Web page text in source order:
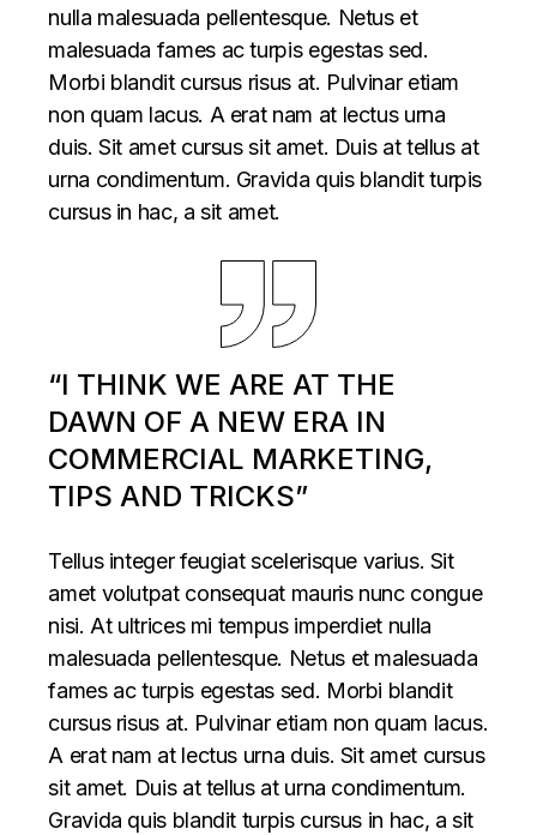
nulla malesuada pellentesque. Netus et
malesuada fames ac turpis egestas sed.
Morbi blandit cursus risus at. Pulvinar etiam
non quam lacus. A erat nam at lectus urna
duis. Sit amet cursus sit amet. Duis at tellus at
urna condimentum. Gravida quis blandit turpis
cursus in hac, a sit amet.
“I THINK WE ARE AT THE
DAWN OF A NEW ERA IN
COMMERCIAL MARKETING,
TIPS AND TRICKS”
Tellus integer feugiat scelerisque varius. Sit
amet volutpat consequat mauris nunc congue
nisi. At ultrices mi tempus imperdiet nulla
malesuada pellentesque. Netus et malesuada
fames ac turpis egestas sed. Morbi blandit
cursus risus at. Pulvinar etiam non quam lacus.
A erat nam at lectus urna duis. Sit amet cursus
sit amet. Duis at tellus at urna condimentum.
Gravida quis blandit turpis cursus in hac, a sit